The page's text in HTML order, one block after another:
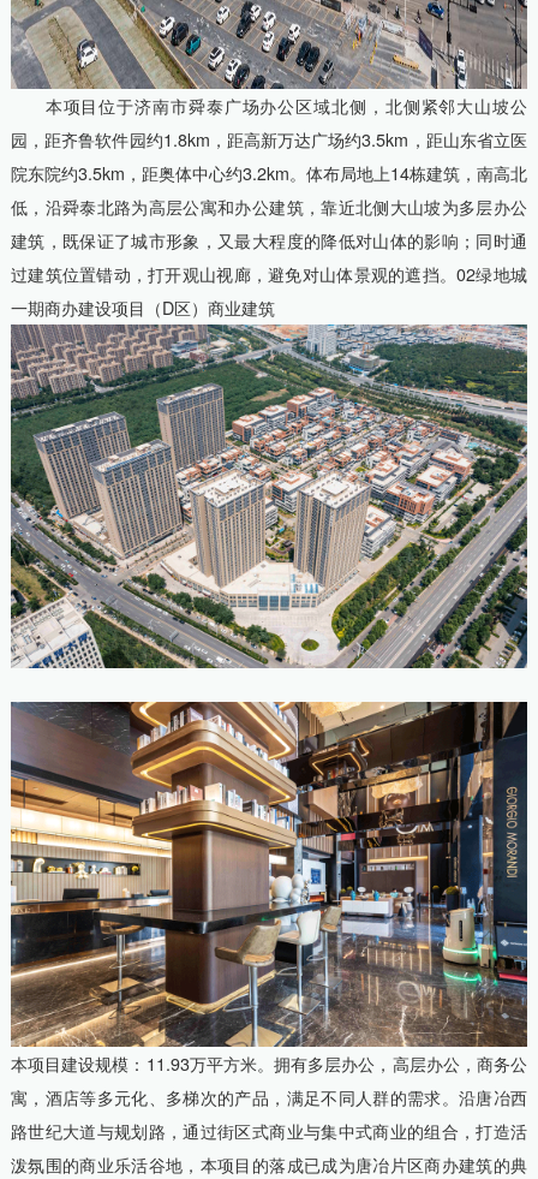
本项目位于济南市舜泰广场办公区域北侧，北侧紧邻大山坡公
园，距齐鲁软件园约1.8km，距高新万达广场约3.5km，距山东省立医
院东院约3.5km，距奥体中心约3.2km。体布局地上14栋建筑，南高北
低，沿舜泰北路为高层公寓和办公建筑，靠近北侧大山坡为多层办公
建筑，既保证了城市形象，又最大程度的降低对山体的影响；同时通
过建筑位置错动，打开观山视廊，避免对山体景观的遮挡。02绿地城
一期商办建设项目（D区）商业建筑
本项目建设规模：11.93万平方米。拥有多层办公，高层办公，商务公
寓，酒店等多元化、多梯次的产品，满足不同人群的需求。沿唐冶西
路世纪大道与规划路，通过街区式商业与集中式商业的组合，打造活
泼氛围的商业乐活谷地，本项目的落成已成为唐冶片区商办建筑的典